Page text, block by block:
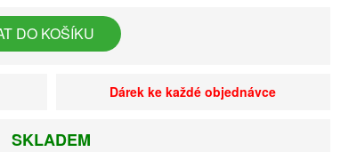
DO KOŠÍKU
Dárek ke každé objednávce
SKLADEM